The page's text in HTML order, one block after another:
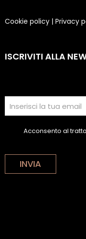
Cookie policy | Privacy
ISCRIVITI ALLA
Acconsento al
INVIA